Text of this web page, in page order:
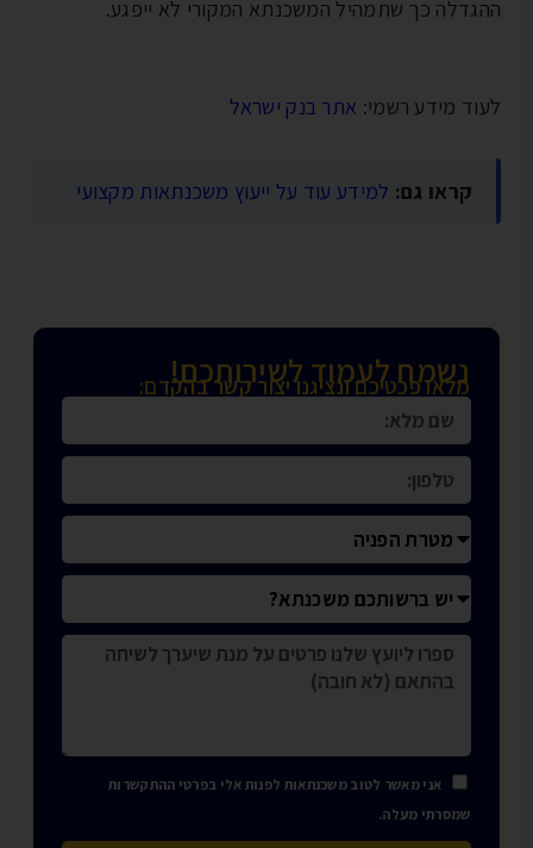
כך שתמהיל המשכנתא המקורי לא ייפגע.
מידע רשמי:אתר בנק ישראל
קראו גם:למידע עוד על ייעוץ משכנתאות מקצועי
נשמח לעמוד לשירותכם!
מלאו פכטיכם ונציגנו יצור קשר בהקדם:
אני מאשר לטוב משכנתאות לפנות אלי בפרטי ההתקשרות
שמסרתי מעלה.